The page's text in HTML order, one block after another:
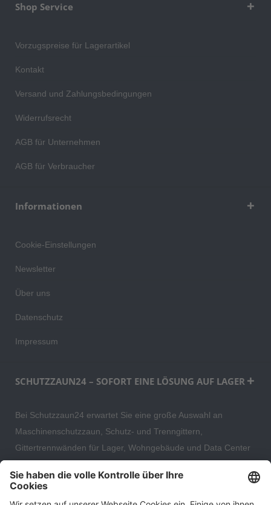
Shop Service
Vorzugspreise für Lagerartikel
Kontakt
Versand und Zahlungsbedingungen
Widerrufsrecht
AGB für Unternehmen
AGB für Verbraucher
Informationen
Cookie-Einstellungen
Newsletter
Über uns
Datenschutz
Impressum
SCHUTZZAUN24 – SOFORT EINE LÖSUNG AUF LAGER
Bei Schutzzaun24 erwartet Sie eine große Auswahl an
Maschinenschutzzaun, Schutz- und Trenngittern,
Gittertrennwänden für Lager, Wohngebäude und Data Center
hochwertige Gartenzäune und Zaunsysteme für die sichere